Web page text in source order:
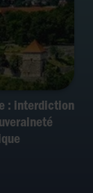
: interdiction